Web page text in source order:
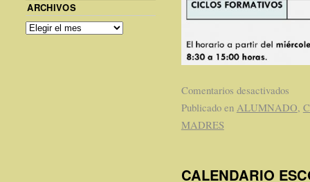
Comentarios desactivados
Publicado en ALUMNADO,
MADRES
CALENDARIO
ARCHIVOS